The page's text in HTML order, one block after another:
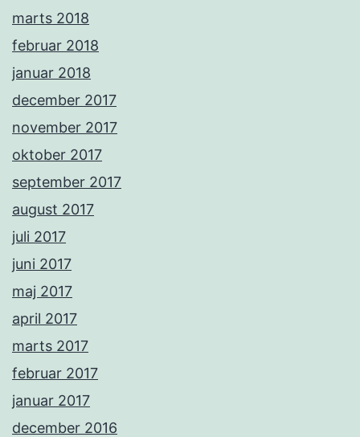
marts 2018
februar 2018
januar 2018
december 2017
november 2017
oktober 2017
september 2017
august 2017
juli 2017
juni 2017
maj 2017
april 2017
marts 2017
februar 2017
januar 2017
december 2016